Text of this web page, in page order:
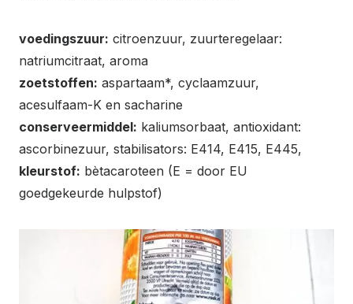
voedingszuur: citroenzuur, zuurteregelaar:
natriumcitraat, aroma
zoetstoffen: aspartaam*, cyclaamzuur,
acesulfaam-K en sacharine
conserveermiddel: kaliumsorbaat, antioxidant:
ascorbinezuur, stabilisators: E414, E415, E445,
kleurstof: bètacaroteen (E = door EU
goedgekeurde hulpstof)